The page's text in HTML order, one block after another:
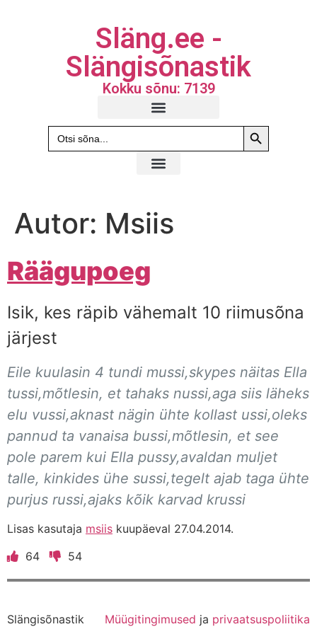
Släng.ee -
Slängisõnastik
Kokku sõnu: 7139
Search
for:
Search
Autor: Msiis
Räägupoeg
Isik, kes räpib vähemalt 10 riimusõna
järjest
Eile kuulasin 4 tundi mussi,skypes näitas Ella
tussi,mõtlesin, et tahaks nussi,aga siis läheks
elu vussi,aknast nägin ühte kollast ussi,oleks
pannud ta vanaisa bussi,mõtlesin, et see
pole parem kui Ella pussy,avaldan muljet
talle, kinkides ühe sussi,tegelt ajab taga ühte
purjus russi,ajaks kõik karvad krussi
Lisas kasutaja msiis kuupäeval 27.04.2014.
64
54
Slängisõnastik Müügitingimused ja privaatsuspoliitika